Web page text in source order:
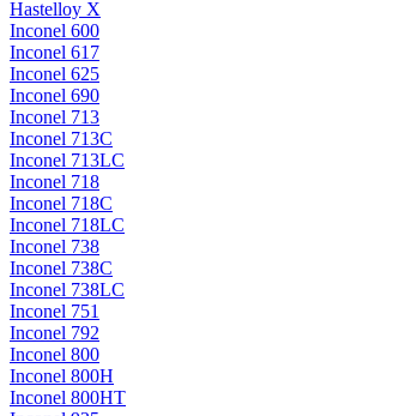
Hastelloy X
Inconel 600
Inconel 617
Inconel 625
Inconel 690
Inconel 713
Inconel 713C
Inconel 713LC
Inconel 718
Inconel 718C
Inconel 718LC
Inconel 738
Inconel 738C
Inconel 738LC
Inconel 751
Inconel 792
Inconel 800
Inconel 800H
Inconel 800HT